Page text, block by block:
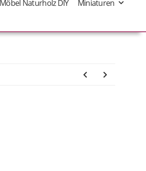
Möbel Naturholz DIY
Miniaturen